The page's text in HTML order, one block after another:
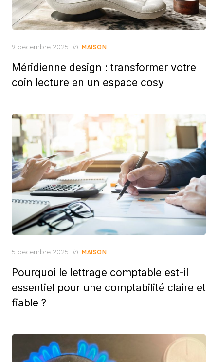
Posted
9 décembre 2025 in MAISON
Méridienne design : transformer votre
coin lecture en un espace cosy
Posted
5 décembre 2025 in MAISON
Pourquoi le lettrage comptable est-il
essentiel pour une comptabilité claire et
fiable ?